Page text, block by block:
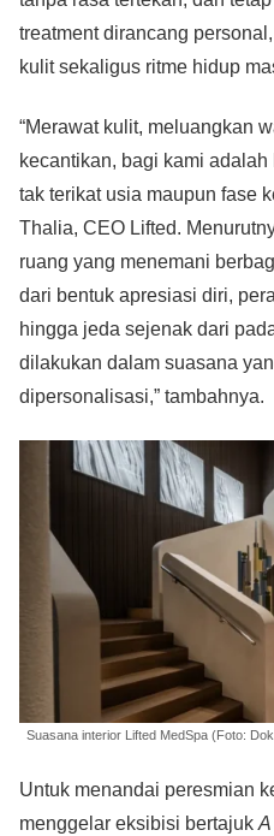
treatment dirancang
kulit sekaligus ritme hidup
“Merawat kulit, meluangkan
kecantikan, bagi kami
tak terikat usia maupun fase
Thalia, CEO Lifted.
ruang yang menemani
dari bentuk apresiasi diri,
hingga jeda sejenak dari
dilakukan dalam suasana
dipersonalisasi,” tambahnya.
Suasana interior Lifted MedSpa (Foto:
Untuk menandai peresmian
menggelar eksibisi bertajuk